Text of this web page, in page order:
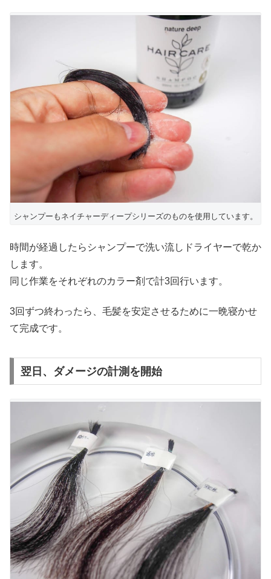
シャンプーもネイチャーディープシリーズのものを使用しています。
時間が経過したらシャンプーで洗い流しドライヤーで乾か
します。
同じ作業をそれぞれのカラー剤で計3回行います。
3回ずつ終わったら、毛髪を安定させるために一晩寝かせ
て完成です。
翌日、ダメージの計測を開始